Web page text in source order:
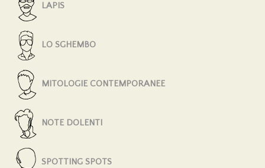
LAPIS
LO SGHEMBO
MITOLOGIE CONTEMPORANEE
NOTE DOLENTI
SPOTTING SPOTS